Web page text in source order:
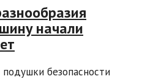
начали
безопасности